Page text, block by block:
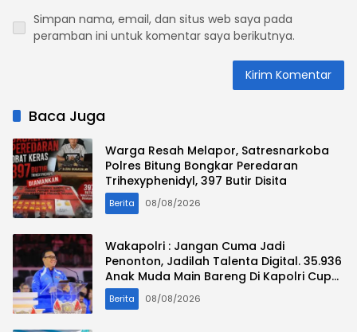
Simpan nama, email, dan situs web saya pada
peramban ini untuk komentar saya berikutnya.
Baca Juga
Warga Resah Melapor, Satresnarkoba
Polres Bitung Bongkar Peredaran
Trihexyphenidyl, 397 Butir Disita
Berita 08/08/2026
Wakapolri : Jangan Cuma Jadi
Penonton, Jadilah Talenta Digital. 35.936
Anak Muda Main Bareng Di Kapolri Cup
2026
Berita 08/08/2026